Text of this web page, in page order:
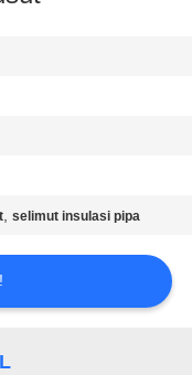
,selimut insulasi pipa